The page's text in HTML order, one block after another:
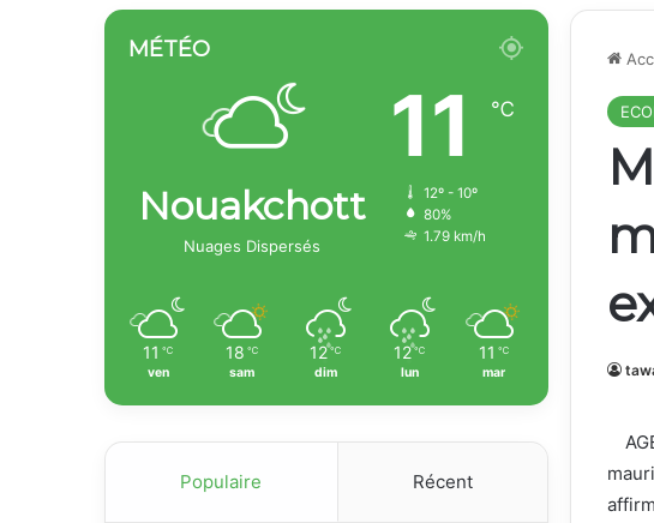
MÉTÉO
Nouakchott
Nuages Dispersés
11 ℃
12º - 10º
80%
1.79 km/h
11 ℃
ven
18 ℃
sam
12 ℃
dim
12 ℃
lun
11 ℃
mar
Populaire Récent